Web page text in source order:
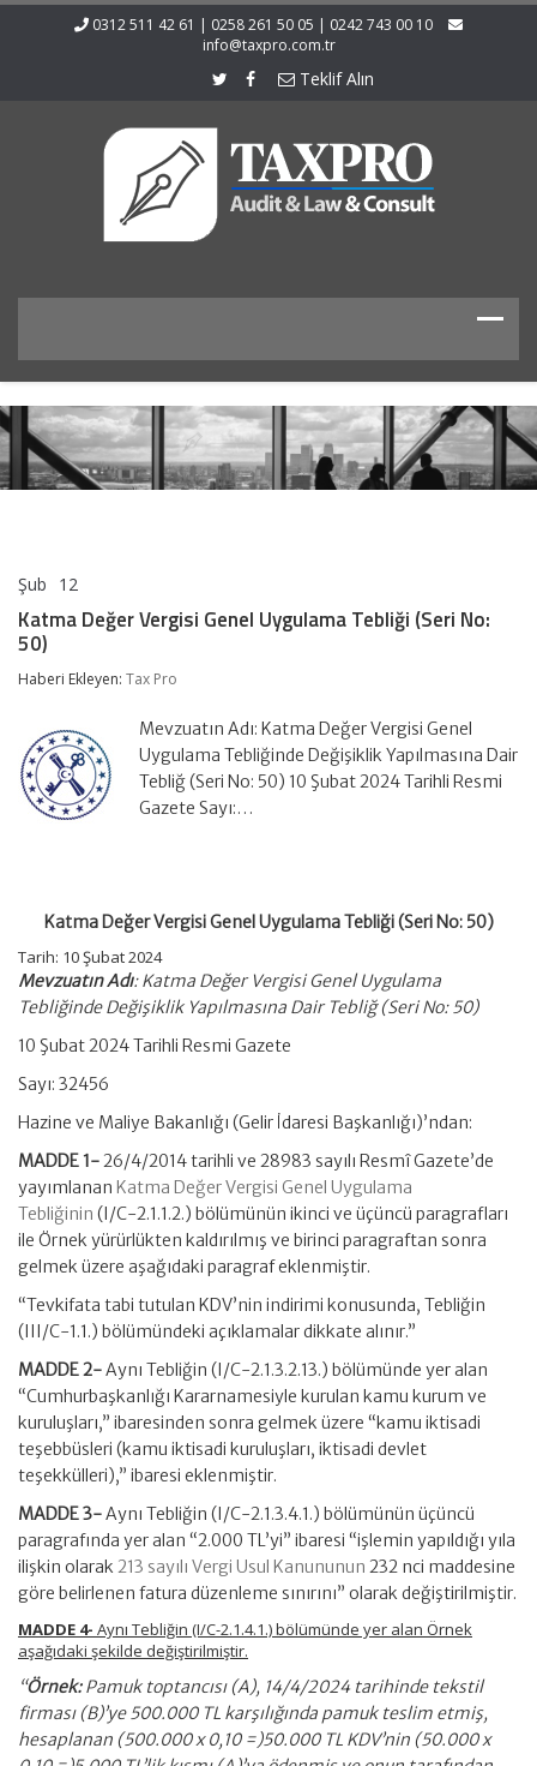
0312 511 42 61 | 0258 261 50 05 | 0242 743 00 10
info@taxpro.com.tr
Teklif Alın
Şub 12
Vergisi
Tebliği
için
Katma Değer Vergisi Genel Uygulama Tebliği (Seri No:
50)
Haberi Ekleyen: Tax Pro
Mevzuatın Adı: Katma Değer Vergisi Genel
Uygulama Tebliğinde Değişiklik Yapılmasına Dair
Tebliğ (Seri No: 50) 10 Şubat 2024 Tarihli Resmi
Gazete Sayı:…
Katma Değer Vergisi Genel Uygulama Tebliği (Seri No: 50)
Tarih: 10 Şubat 2024
Mevzuatın Adı: Katma Değer Vergisi Genel Uygulama
Tebliğinde Değişiklik Yapılmasına Dair Tebliğ (Seri No: 50)
10 Şubat 2024 Tarihli Resmi Gazete
Sayı: 32456
Hazine ve Maliye Bakanlığı (Gelir İdaresi Başkanlığı)’ndan:
MADDE 1-26/4/2014 tarihli ve 28983 sayılı Resmî Gazete’de
yayımlanan Katma Değer Vergisi Genel Uygulama
Tebliğinin (I/C-2.1.1.2.) bölümünün ikinci ve üçüncü paragrafları
ile Örnek yürürlükten kaldırılmış ve birinci paragraftan sonra
gelmek üzere aşağıdaki paragraf eklenmiştir.
“Tevkifata tabi tutulan KDV’nin indirimi konusunda, Tebliğin
(III/C-1.1.) bölümündeki açıklamalar dikkate alınır.”
MADDE 2-Aynı Tebliğin (I/C-2.1.3.2.13.) bölümünde yer alan
“Cumhurbaşkanlığı Kararnamesiyle kurulan kamu kurum ve
kuruluşları,” ibaresinden sonra gelmek üzere “kamu iktisadi
teşebbüsleri (kamu iktisadi kuruluşları, iktisadi devlet
teşekkülleri),” ibaresi eklenmiştir.
MADDE 3-Aynı Tebliğin (I/C-2.1.3.4.1.) bölümünün üçüncü
paragrafında yer alan “2.000 TL’yi” ibaresi “işlemin yapıldığı yıla
ilişkin olarak 213 sayılı Vergi Usul Kanununun 232 nci maddesine
göre belirlenen fatura düzenleme sınırını” olarak değiştirilmiştir.
MADDE 4- Aynı Tebliğin (I/C-2.1.4.1.) bölümünde yer alan Örnek
aşağıdaki şekilde değiştirilmiştir.
“Örnek:Pamuk toptancısı (A), 14/4/2024 tarihinde tekstil
firması (B)’ye 500.000 TL karşılığında pamuk teslim etmiş,
hesaplanan (500.000 x 0,10 =)50.000 TL KDV’nin (50.000 x